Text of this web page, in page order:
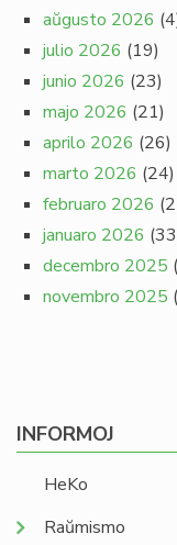
aŭgusto 2026
julio 2026 (19)
junio 2026 (23)
majo 2026 (21)
aprilo 2026 (26)
marto 2026 (24)
februaro 2026
januaro 2026
decembro 2025
novembro 2025
INFORMOJ
HeKo
Raŭmismo